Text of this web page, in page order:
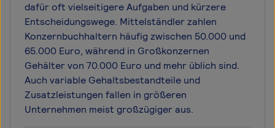
dafür oft vielseitigere Aufgaben und kürzere
Entscheidungswege. Mittelständler zahlen
Konzernbuchhaltern häufig zwischen 50.000 und
65.000 Euro, während in Großkonzernen
Gehälter von 70.000 Euro und mehr üblich sind.
Auch variable Gehaltsbestandteile und
Zusatzleistungen fallen in größeren
Unternehmen meist großzügiger aus.